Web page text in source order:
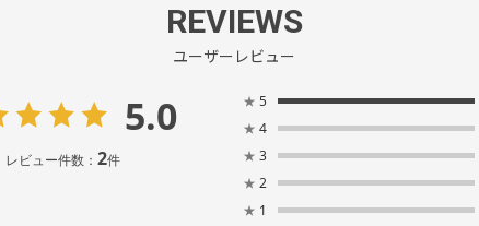
REVIEWS
ユーザーレビュー
5.0
レビュー件数： 2件
★ 5
★ 4
★ 3
★ 2
★ 1